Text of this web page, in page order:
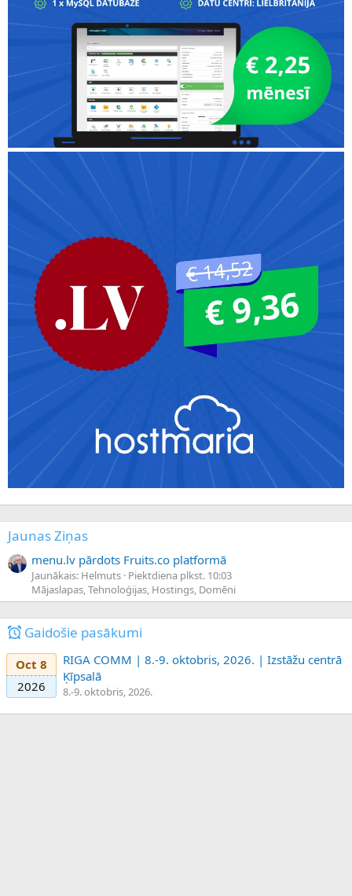
Jaunas Ziņas
menu.lv pārdots Fruits.co platformā
Jaunākais: Helmuts Piektdiena plkst. 10:03
Mājaslapas, Tehnoloģijas, Hostings, Domēni
Gaidošie pasākumi
Oct 8
2026
RIGA COMM | 8.-9. oktobris, 2026. | Izstāžu centrā
Ķīpsalā
8.-9. oktobris, 2026.